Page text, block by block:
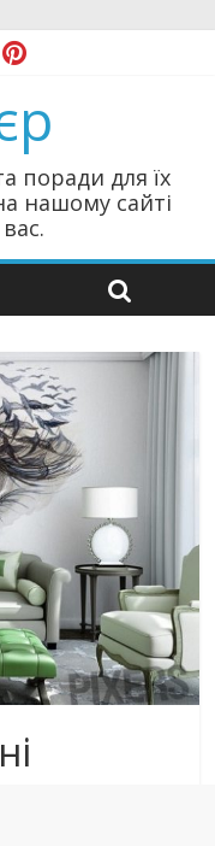
поради для їх
нашому сайті